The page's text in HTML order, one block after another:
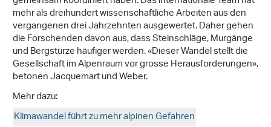
mehr als dreihundert wissenschaftliche Arbeiten aus den
vergangenen drei Jahrzehnten ausgewertet. Daher gehen
die Forschenden davon aus, dass Steinschläge, Murgänge
und Bergstürze häufiger werden. «Dieser Wandel stellt die
Gesellschaft im Alpenraum vor grosse Herausforderungen»,
betonen Jacquemart und Weber.
Mehr dazu:
Klimawandel führt zu mehr alpinen Gefahren